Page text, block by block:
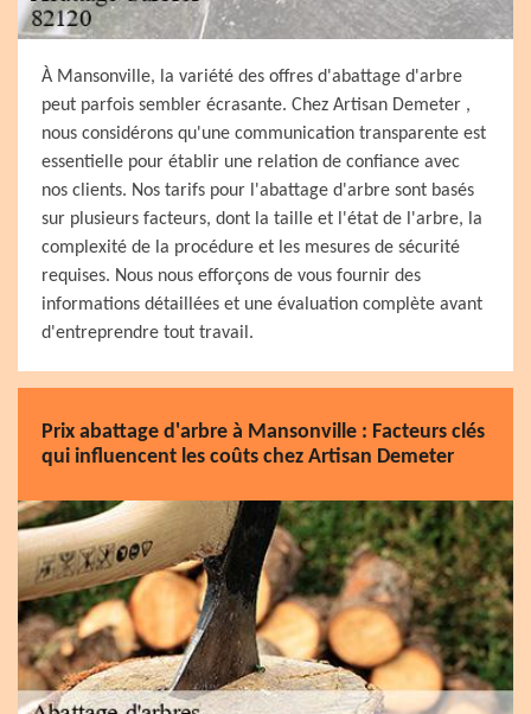
À Mansonville, la variété des offres d'abattage d'arbre
peut parfois sembler écrasante. Chez Artisan Demeter ,
nous considérons qu'une communication transparente est
essentielle pour établir une relation de confiance avec
nos clients. Nos tarifs pour l'abattage d'arbre sont basés
sur plusieurs facteurs, dont la taille et l'état de l'arbre, la
complexité de la procédure et les mesures de sécurité
requises. Nous nous efforçons de vous fournir des
informations détaillées et une évaluation complète avant
d'entreprendre tout travail.
Prix abattage d'arbre à Mansonville : Facteurs clés
qui influencent les coûts chez Artisan Demeter